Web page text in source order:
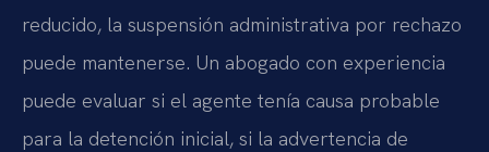
reducido, la suspensión administrativa por rechazo
puede mantenerse. Un abogado con experiencia
puede evaluar si el agente tenía causa probable
para la detención inicial, si la advertencia de